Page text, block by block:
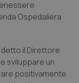
Ospedaliera
detto il Direttore
sviluppare un
positivamente